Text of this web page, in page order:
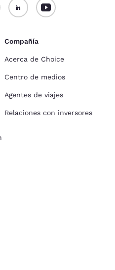
Compañía
Acerca de Choice
Centro de medios
Agentes de viajes
Relaciones con inversores